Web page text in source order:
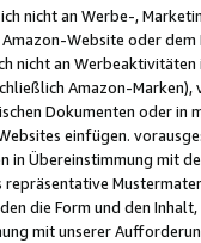
nicht an Werbe-,
Website oder
nicht an
Amazon-
Dokumenten oder in
einfügen.
in Übereinstimmung mit
repräsentative
die Form und den
mit unserer